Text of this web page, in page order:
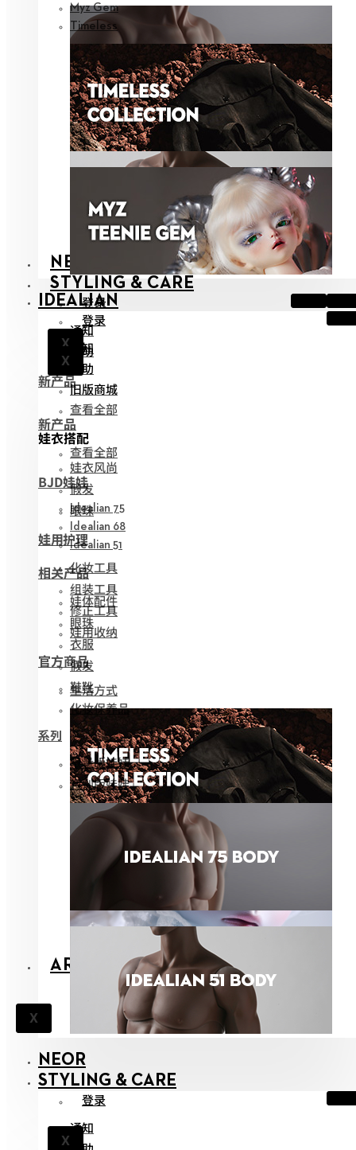
NEOR
STYLING & CARE
登录
X
通知
帮助
新产品
查看全部
娃衣搭配
娃衣风尚
假发
眼珠
娃用护理
化妆工具
组装工具
修正工具
娃用收纳
官方商品
生活方式
ARCHIVES
X
Myz Gem
Timeless
IDEALIAN
登录
X
通知
帮助
旧版商城
新产品
查看全部
BJD娃娃
Idealian 75
Idealian 68
Idealian 51
相关产品
娃体配件
眼珠
衣服
假发
鞋靴
化妆保养品
系列
限量版娃娃
特别版娃娃
NEOR
STYLING & CARE
登录
X
通知